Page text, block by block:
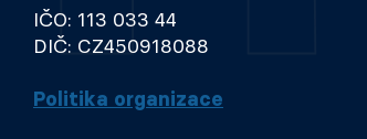
IČO: 113 033 44
DIČ: CZ450918088
Politika organizace